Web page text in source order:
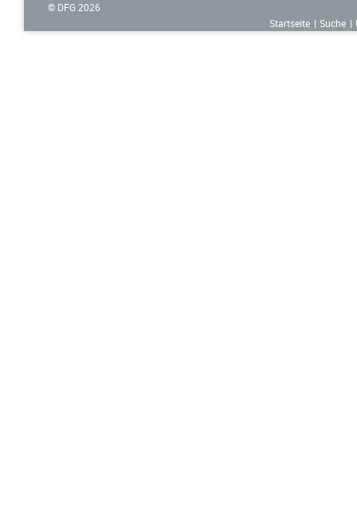
© DFG 2026
Startseite
Suche